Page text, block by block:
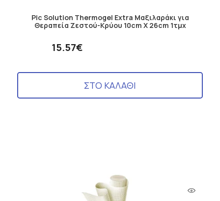
Pic Solution Thermogel Extra Μαξιλαράκι για
Θεραπεία Ζεστού-Κρύου 10cm X 26cm 1τμχ
15.57€
ΣΤΟ ΚΑΛΑΘΙ